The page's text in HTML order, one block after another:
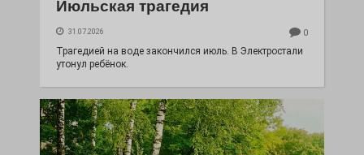
Июльская трагедия
31.07.2026 0
Трагедией на воде закончился июль. В Электростали
утонул ребёнок.